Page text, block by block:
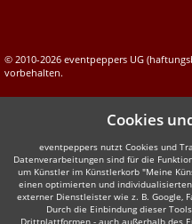
© 2010-2026 eventpeppers UG
vorbehalten.
Cookies
eventpeppers nutzt Cookies und
Datenverarbeitungen sind für die
um Künstler im Künstlerkorb "Meine
einen optimierten und
externer Dienstleister wie z. B. Google,
Durch die Einbindung dieser
Drittplattformen - auch außerhalb des